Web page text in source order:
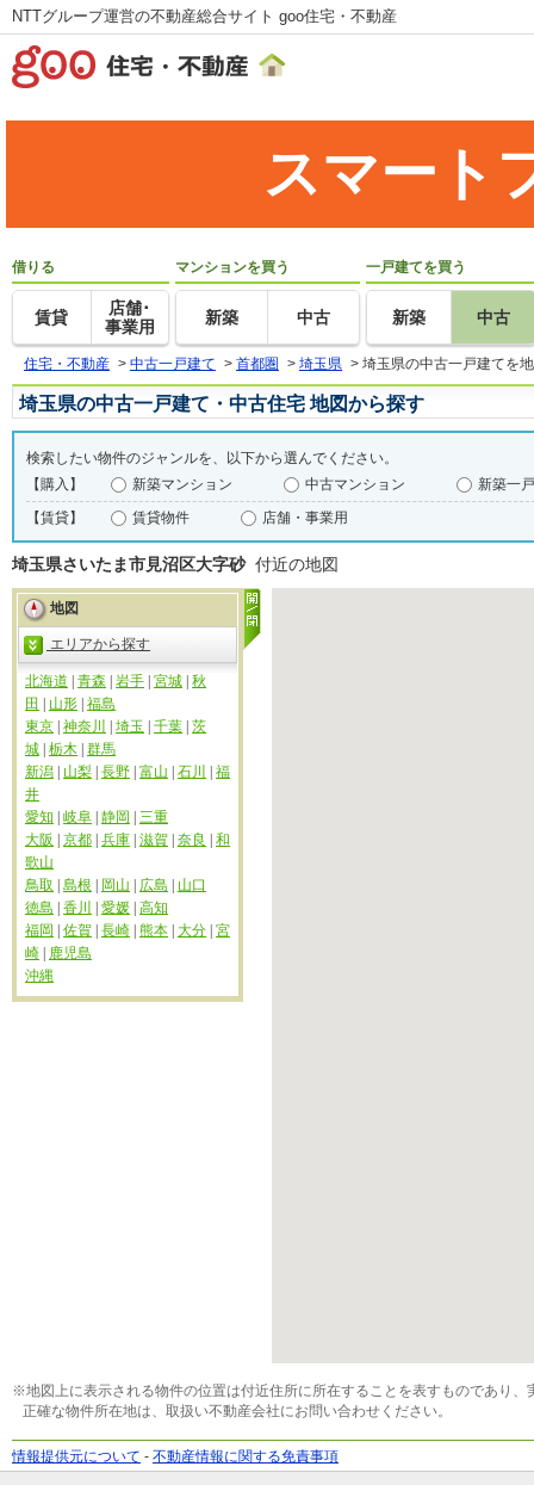
NTTグループ運営の不動産総合サイト goo住宅・不動産
スマート
借りる
賃貸
店舗･
事業用
マンションを買う
新築 中古
一戸建てを買う
新築 中古
住宅・不動産 > 中古一戸建て > 首都圏 > 埼玉県 > 埼玉県の中古一戸建てを
埼玉県の中古一戸建て・中古住宅 地図から探す
検索したい物件のジャンルを、以下から選んでください。
【購入】
新築マンション 中古マンション
新築一
【賃貸】
賃貸物件 店舗・事業用
埼玉県さいたま市見沼区大字砂付近の地図
地図
エリアから探す
北海道 青森 岩手 宮城 秋
田
山形 福島
東京 神奈川 埼玉 千葉 茨
城 栃木 群馬
新潟
山梨 長野 富山 石川
福
井
愛知
岐阜 静岡
三重
大阪
京都 兵庫 滋賀 奈良
和
歌山
鳥取
島根 岡山 広島
山口
徳島
香川 愛媛 高知
福岡
佐賀 長崎 熊本 大分 宮
崎
鹿児島
沖縄
※地図上に表示される物件の位置は付近住所に所在することを表すものであり
正確な物件所在地は、取扱い不動産会社にお問い合わせください。
情報提供元について - 不動産情報に関する免責事項